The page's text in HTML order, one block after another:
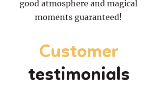
good atmosphere and magical
moments guaranteed!
Customer
testimonials